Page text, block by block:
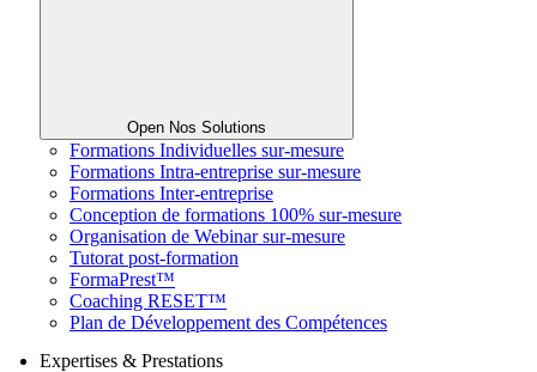
Open Nos Solutions
Formations Individuelles sur-mesure
Formations Intra-entreprise sur-mesure
Formations Inter-entreprise
Conception de formations 100% sur-mesure
Organisation de Webinar sur-mesure
Tutorat post-formation
FormaPrest™
Coaching RESET™
Plan de Développement des Compétences
Expertises & Prestations